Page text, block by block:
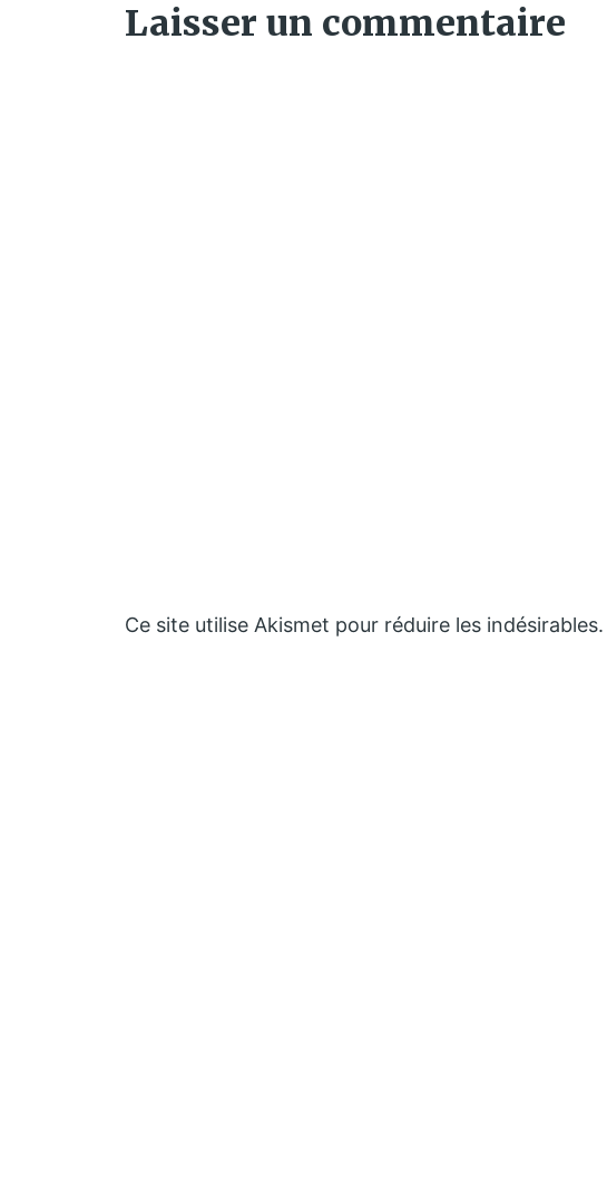
Laisser un commentaire
Ce site utilise Akismet pour réduire les indésirables.